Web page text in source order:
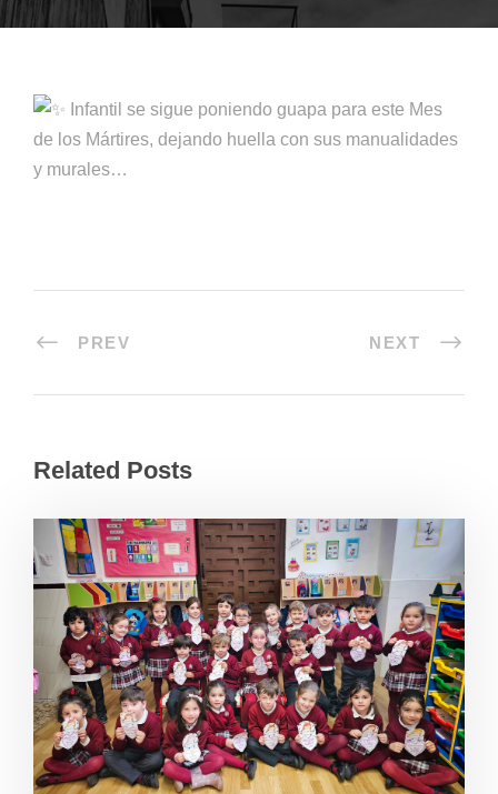
Infantil se sigue poniendo guapa para este Mes
de los Mártires, dejando huella con sus manualidades
y murales…
PREV NEXT
Related Posts